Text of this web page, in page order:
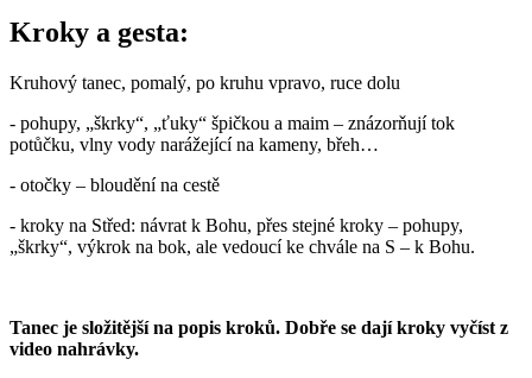
Kroky a gesta:
Kruhový tanec, pomalý, po kruhu vpravo, ruce dolu
- pohupy, „škrky“, „ťuky“ špičkou a maim – znázorňují tok
potůčku, vlny vody narážející na kameny, břeh…
- otočky – bloudění na cestě
- kroky na Střed: návrat k Bohu, přes stejné kroky – pohupy,
„škrky“, výkrok na bok, ale vedoucí ke chvále na S – k Bohu.
Tanec je složitější na popis kroků. Dobře se dají kroky vyčíst z
video nahrávky.